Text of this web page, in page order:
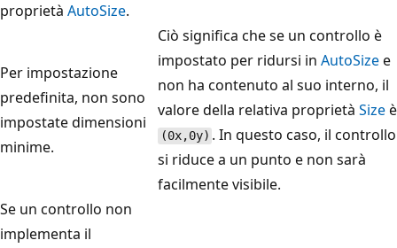
proprietà AutoSize.
Per impostazione
predefinita, non sono
impostate dimensioni
minime.
Ciò significa che se un controllo è
impostato per ridursi in AutoSizee
non ha contenuto al suo interno, il
valore della relativa proprietà Sizeè
(0x,0y) . In questo caso, il controllo
si riduce a un punto e non sarà
facilmente visibile.
Se un controllo non
implementa il